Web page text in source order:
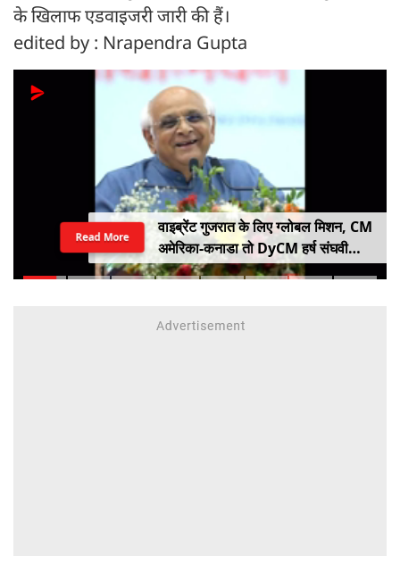
के खिलाफ एडवाइजरी जारी की हैं।
edited by : Nrapendra Gupta
वाइब्रेंट गुजरात के लिए ग्लोबल मिशन, CM
अमेरिका-कनाडा तो DyCM हर्ष संघवी
संभालेंगे जापान-यूरोप का मोर्चा
Read More